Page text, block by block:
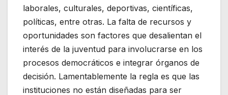
laborales, culturales, deportivas, científicas,
políticas, entre otras. La falta de recursos y
oportunidades son factores que desalientan el
interés de la juventud para involucrarse en los
procesos democráticos e integrar órganos de
decisión. Lamentablemente la regla es que las
instituciones no están diseñadas para ser